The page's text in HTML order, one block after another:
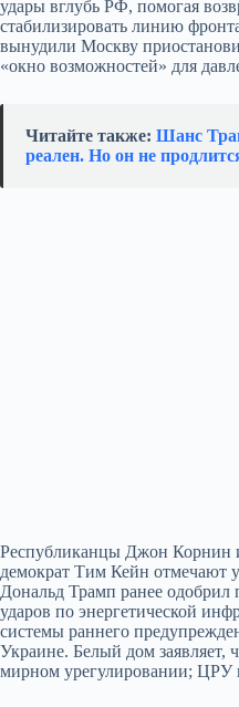
удары вглубь РФ, помогая
стабилизировать линию
вынудили Москву
«окно возможностей» для
Читайте также: Шанс
реален. Но он не
Республиканцы Джон Корнин
демократ Тим Кейн отмечают
Дональд Трамп ранее одобрил
ударов по энергетической
системы раннего
Украине. Белый дом заявляет,
мирном урегулировании; ЦРУ